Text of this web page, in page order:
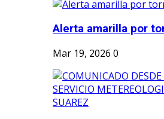
Alerta amarilla por
Mar 19, 2026 0